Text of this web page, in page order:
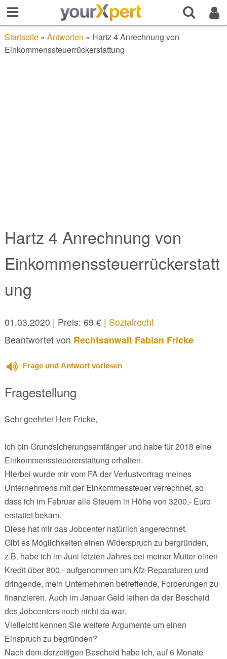
Startseite» Antworten » Hartz 4 Anrechnung von
Einkommenssteuerrückerstattung
Hartz 4 Anrechnung von
Einkommenssteuerrückerstatt
ung
01.03.2020 | Preis: 69 € | Sozialrecht
Beantwortet von Rechtsanwalt Fabian Fricke
Frage und Antwort vorlesen
Fragestellung
Sehr geehrter Herr Fricke,
ich bin Grundsicherungsemfänger und habe für 2018 eine
Einkommenssteuererstattung erhalten.
Hierbei wurde mir vom FA der Verlustvortrag meines
Unternehmens mit der Einkommessteuer verrechnet, so
dass ich im Februar alle Steuern in Höhe von 3200,- Euro
erstattet bekam.
Diese hat mir das Jobcenter natürlich angerechnet.
Gibt es Möglichkeiten einen Widerspruch zu bergründen,
z.B. habe ich im Juni letzten Jahres bei meiner Mutter einen
Kredit über 800,- aufgenommen um Kfz-Reparaturen und
dringende, mein Unternehmen betreffende, Forderungen zu
finanzieren. Auch im Januar Geld leihen da der Bescheid
des Jobcenters noch nicht da war.
Vielleicht kennen Sie weitere Argumente um einen
Einspruch zu begründen?
Nach dem derzeitigen Bescheid habe ich, auf 6 Monate